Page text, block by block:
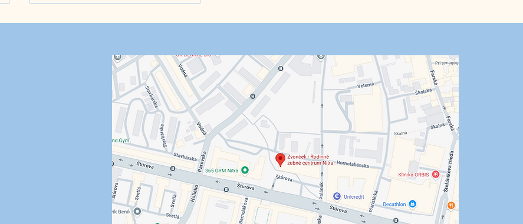
traumatizovaných a ťažšie
spolupracujúcich detí -
Detský zubár Nitra